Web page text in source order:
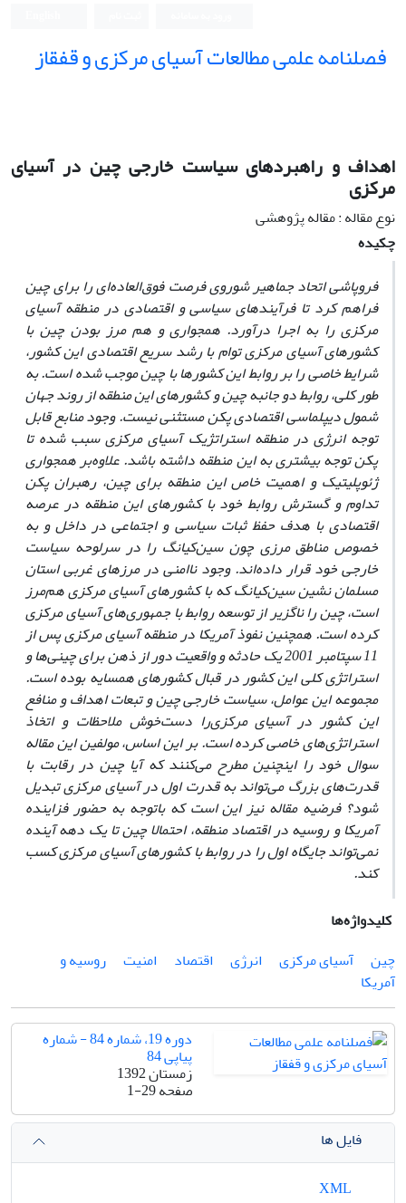
فصلنامه علمی مطالعات آسیای مرکزی و قفقاز
اهداف و راهبردهای سیاست خارجی چین در آسیای
مرکزی
نوع مقاله : مقاله پژوهشی
چکیده
فروپاشی اتحاد جماهیر شوروی فرصت فوق‌العاده‌ای را برای چین
فراهم کرد تا فرآیندهای سیاسی و اقتصادی در منطقه آسیای
مرکزی را به اجرا درآورد. همجواری و هم مرز بودن چین با
کشورهای آسیای مرکزی توام با رشد سریع‌ اقتصادی این کشور،
شرایط خاصی را بر روابط این کشورها با چین موجب شده است. به
طور کلی،‌ روابط دو جانبه چین و کشورهای این منطقه از روند جهان
شمول دیپلماسی اقتصادی پکن مستثنی‌ نیست. وجود منابع قابل
توجه انرژی در منطقه استراتژیک آسیای مرکزی سبب شده تا
پکن توجه بیشتری به این منطقه داشته باشد. علاوه‌بر همجواری
ژئوپلیتیک و اهمیت خاص این منطقه برای چین، رهبران پکن
تداوم و گسترش‌ روابط خود با کشورهای این منطقه در عرصه
اقتصادی با هدف حفظ ثبات سیاسی و اجتماعی در داخل و به
خصوص مناطق مرزی چون سین‌کیانگ را در سرلوحه سیاست
خارجی خود قرار داده‌‌اند. وجود ناامنی در مرزهای غربی استان
مسلمان نشین سین‌کیانگ که با کشورهای آسیای مرکزی هم‌مرز
است، چین را ناگزیر از توسعه روابط با جمهوری‌های آسیای مرکزی
کرده است. همچنین نفوذ آمریکا در منطقه آسیای مرکزی پس از
11 سپتامبر 2001 یک حادثه و واقعیت دور از ذهن برای چینی‌ها و
استراتژی کلی این کشور در قبال کشورهای همسایه بوده‌ است.
مجموعه این عوامل، سیاست خارجی چین و تبعات اهداف و منافع
این کشور در آسیای مرکزیرا دست‌خوش ملاحظات و اتخاذ
استراتژی‌های خاصی کرده است.بر این اساس، مولفین این مقاله
سوال خود را اینچنین مطرح می‌کنند که آیا چین در رقابت با
قدرت‌های بزرگ می‌تواند به قدرت اول در آسیای مرکزی تبدیل
شود؟ فرضیه مقاله نیز این است که باتوجه به حضور فزاینده
آمریکا و روسیه در اقتصاد منطقه، احتمالا چین تا یک دهه آینده
نمی‌تواند جایگاه اول را در روابط با کشورهای آسیای مرکزی کسب
کند.
کلیدواژه‌ها
چین
آسیای مرکزی انرژی اقتصاد امنیت
روسیه و
آمریکا
دوره 19، شماره 84 - شماره
پیاپی 84
زمستان 1392
صفحه1-29
فایل ها